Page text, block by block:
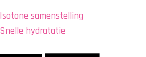
Isotone samenstelling
Snelle hydratatie